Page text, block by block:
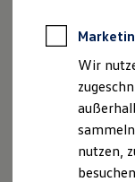
Anpfiff
ID.
Wir
nutzen,